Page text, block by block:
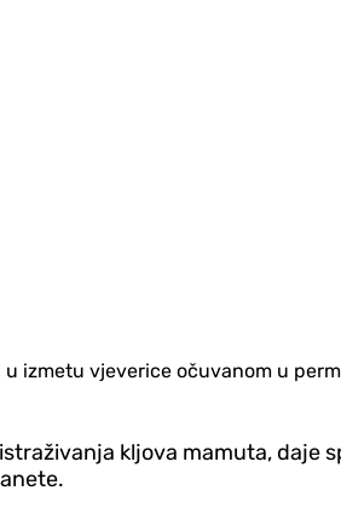
izmetu vjeverice očuvanom u
kljova mamuta, daje